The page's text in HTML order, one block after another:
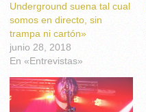
Underground suena tal cual
somos en directo, sin
trampa ni cartón»
junio 28, 2018
En «Entrevistas»